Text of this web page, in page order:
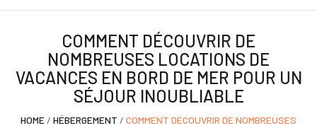
COMMENT DÉCOUVRIR DE
NOMBREUSES LOCATIONS DE
VACANCES EN BORD DE MER POUR UN
SÉJOUR INOUBLIABLE
HOME / HÉBERGEMENT / COMMENT DÉCOUVRIR DE NOMBREUSES